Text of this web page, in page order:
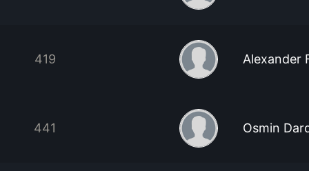
419 Alexander
441 Osmin